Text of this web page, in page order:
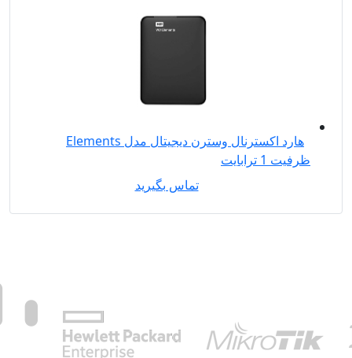
هارد اکسترنال وسترن دیجیتال مدل Elements
ظرفیت 1 ترابایت
تماس بگیرید